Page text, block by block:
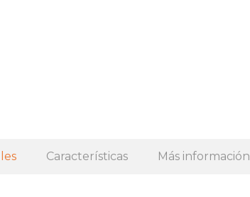
Características Más información